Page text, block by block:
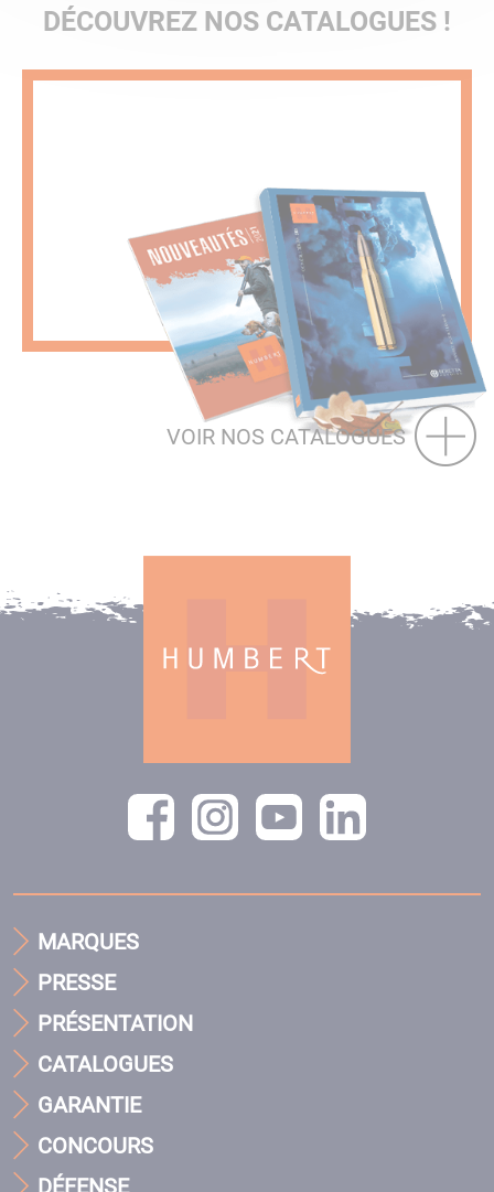
DÉCOUVREZ NOS CATALOGUES !
VOIR NOS CATALOGUES
MARQUES
PRESSE
PRÉSENTATION
CATALOGUES
GARANTIE
CONCOURS
DÉFENSE